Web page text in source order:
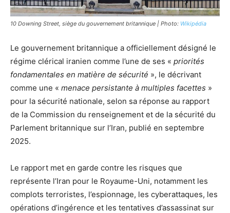
10 Downing Street, siège du gouvernement britannique | Photo: Wikipédia
Le gouvernement britannique a officiellement désigné le
régime clérical iranien comme l’une de ses « priorités
fondamentales en matière de sécurité », le décrivant
comme une « menace persistante à multiples facettes »
pour la sécurité nationale, selon sa réponse au rapport
de la Commission du renseignement et de la sécurité du
Parlement britannique sur l’Iran, publié en septembre
2025.
Le rapport met en garde contre les risques que
représente l’Iran pour le Royaume-Uni, notamment les
complots terroristes, l’espionnage, les cyberattaques, les
opérations d’ingérence et les tentatives d’assassinat sur